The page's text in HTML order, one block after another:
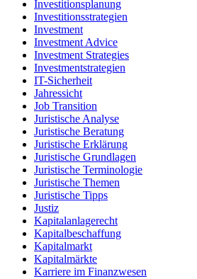
Investitionsplanung
Investitionsstrategien
Investment
Investment Advice
Investment Strategies
Investmentstrategien
IT-Sicherheit
Jahressicht
Job Transition
Juristische Analyse
Juristische Beratung
Juristische Erklärung
Juristische Grundlagen
Juristische Terminologie
Juristische Themen
Juristische Tipps
Justiz
Kapitalanlagerecht
Kapitalbeschaffung
Kapitalmarkt
Kapitalmärkte
Karriere im Finanzwesen